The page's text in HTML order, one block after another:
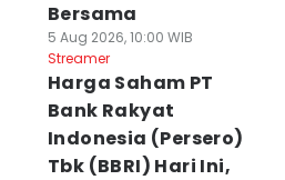
Bersama
5 Aug 2026, 10:00 WIB
Streamer
Harga Saham PT
Bank Rakyat
Indonesia (Persero)
Tbk (BBRI) Hari Ini,